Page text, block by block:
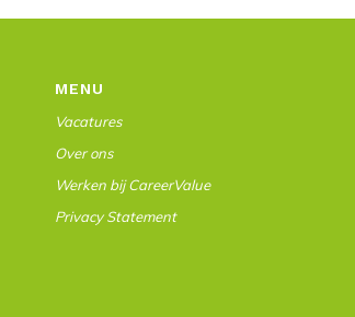
MENU
Vacatures
Over ons
Werken bij CareerValue
Privacy Statement